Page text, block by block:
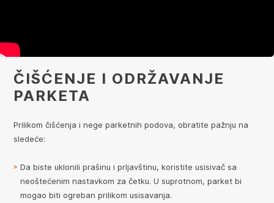
ČIŠĆENJE I ODRŽAVANJE
PARKETA
Prilikom čišćenja i nege parketnih podova, obratite pažnju na
sledeće:
Da biste uklonili prašinu i prljavštinu, koristite usisivač sa
neoštećenim nastavkom za četku. U suprotnom, parket bi
mogao biti ogreban prilikom usisavanja.